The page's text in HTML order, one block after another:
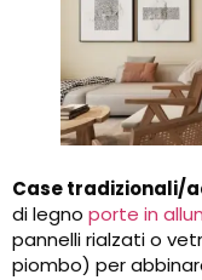
Case tradizionali/
di legno porte in
pannelli rialzati o
piombo) per